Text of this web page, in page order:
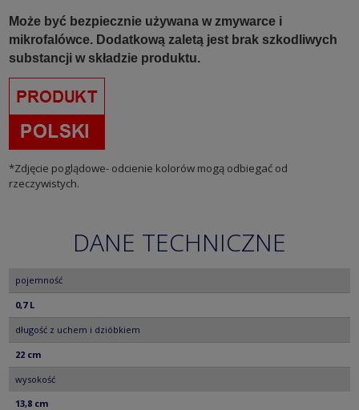
Może być bezpiecznie używana w zmywarce i
mikrofalówce. Dodatkową zaletą jest brak szkodliwych
substancji w składzie produktu.
*Zdjęcie poglądowe- odcienie kolorów mogą odbiegać od
rzeczywistych.
DANE TECHNICZNE
pojemność
0,7 L
długość z uchem i dzióbkiem
22 cm
wysokość
13,8 cm